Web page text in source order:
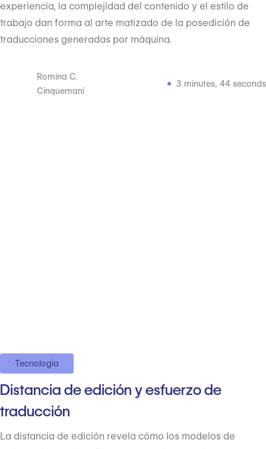
experiencia, la complejidad del contenido y el estilo de
trabajo dan forma al arte matizado de la posedición de
traducciones generadas por máquina.
Romina C.
Cinquemani
3 minutes, 44 seconds
Tecnología
Distancia de edición y esfuerzo de
traducción
La distancia de edición revela cómo los modelos de